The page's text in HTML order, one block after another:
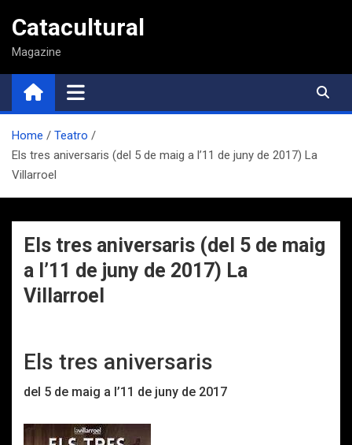
contenido
Catacultural
Magazine
Home
Teatro
Els tres aniversaris (del 5 de maig a l’11 de juny de 2017) La
Villarroel
Els tres aniversaris (del 5 de maig
a l’11 de juny de 2017) La
Villarroel
Els tres aniversaris
del 5 de maig a l’11 de juny de 2017